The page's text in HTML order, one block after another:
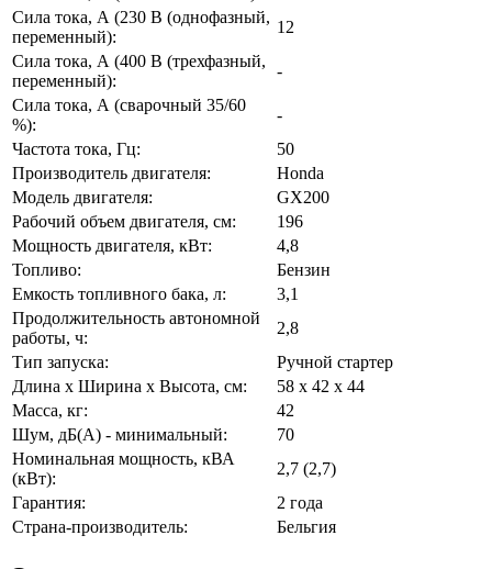
Сила тока, А (230 В (однофазный,
переменный):
12
Сила тока, А (400 В (трехфазный,
переменный):
-
Сила тока, А (сварочный 35/60
%):
-
Частота тока, Гц:
50
Производитель двигателя:
Honda
Модель двигателя:
GX200
Рабочий объем двигателя, см:
196
Мощность двигателя, кВт:
4,8
Топливо:
Бензин
Емкость топливного бака, л:
3,1
Продолжительность автономной
работы, ч:
2,8
Тип запуска:
Ручной стартер
Длина х Ширина х Высота, см:
58 х 42 х 44
Масса, кг:
42
Шум, дБ(А) - минимальный:
70
Номинальная мощность, кВА
(кВт):
2,7 (2,7)
Гарантия:
2 года
Страна-производитель:
Бельгия